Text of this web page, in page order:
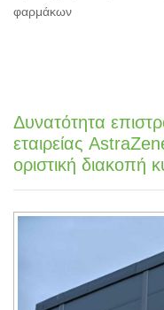
φαρμάκων
Δυνατότητα
εταιρείας
οριστική διακοπή